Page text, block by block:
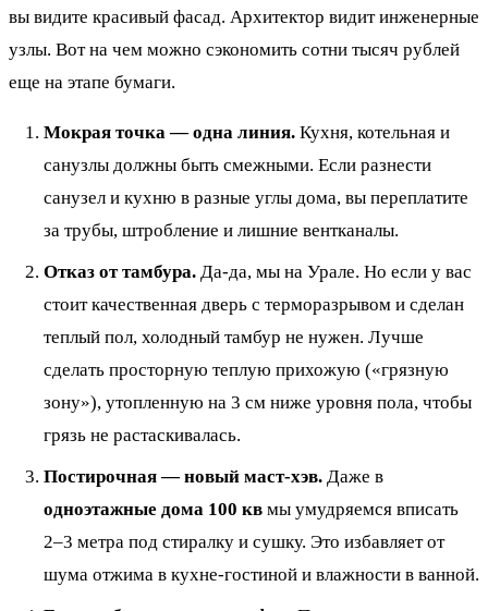
вы видите красивый фасад. Архитектор видит инженерные
узлы. Вот на чем можно сэкономить сотни тысяч рублей
еще на этапе бумаги.
Мокрая точка — одна линия. Кухня, котельная и
санузлы должны быть смежными. Если разнести
санузел и кухню в разные углы дома, вы переплатите
за трубы, штробление и лишние вентканалы.
Отказ от тамбура. Да-да, мы на Урале. Но если у вас
стоит качественная дверь с терморазрывом и сделан
теплый пол, холодный тамбур не нужен. Лучше
сделать просторную теплую прихожую («грязную
зону»), утопленную на 3 см ниже уровня пола, чтобы
грязь не растаскивалась.
Постирочная — новый маст-хэв. Даже в
одноэтажные дома 100 кв мы умудряемся вписать
2–3 метра под стиралку и сушку. Это избавляет от
шума отжима в кухне-гостиной и влажности в ванной.